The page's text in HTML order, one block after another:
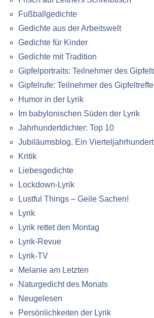
Fußballgedichte
Gedichte aus der Arbeitswelt
Gedichte für Kinder
Gedichte mit Tradition
Gipfelportraits: Teilnehmer des
Gipfelrufe: Teilnehmer des
Humor in der Lyrik
Im babylonischen Süden der Lyrik
Jahrhundertdichter: Top 10
Jubiläumsblog. Ein
Kritik
Liebesgedichte
Lockdown-Lyrik
Lustful Things – Geile Sachen!
Lyrik
Lyrik rettet den Montag
Lyrik-Revue
Lyrik-TV
Melanie am Letzten
Naturgedicht des Monats
Neugelesen
Persönlichkeiten der Lyrik